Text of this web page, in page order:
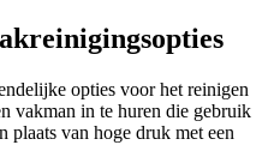
opties voor het reinigen
vakman in te huren die gebruik
plaats van hoge druk met een